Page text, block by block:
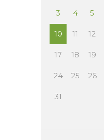
3 4 5
10 11 12
17 18 19
24 25 26
31